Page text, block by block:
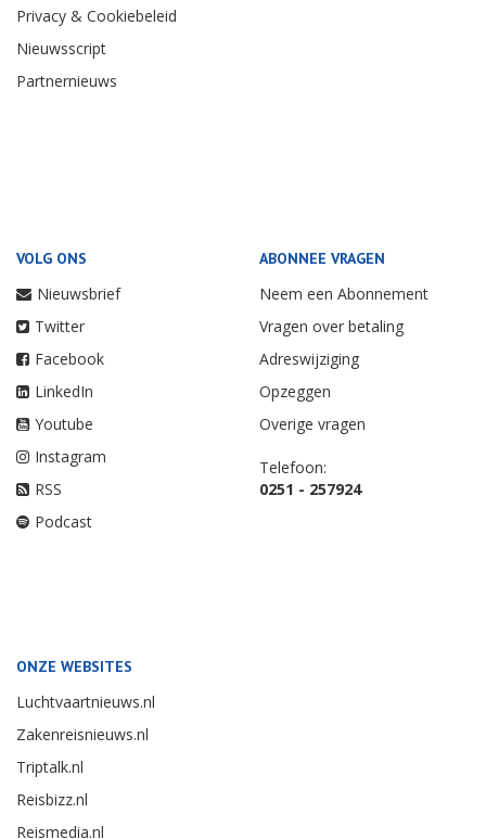
Privacy & Cookiebeleid
Nieuwsscript
Partnernieuws
VOLG ONS
Nieuwsbrief
Twitter
Facebook
LinkedIn
Youtube
Instagram
RSS
Podcast
ABONNEE VRAGEN
Neem een Abonnement
Vragen over betaling
Adreswijziging
Opzeggen
Overige vragen
Telefoon:
0251 - 257924
ONZE WEBSITES
Luchtvaartnieuws.nl
Zakenreisnieuws.nl
Triptalk.nl
Reisbizz.nl
Reismedia.nl